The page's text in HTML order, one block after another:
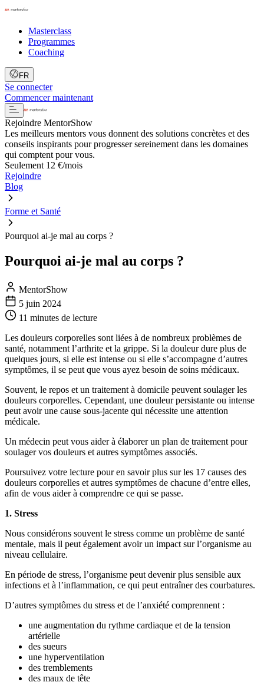
Masterclass
Programmes
Coaching
FR
Se connecter
Commencer maintenant
Rejoindre MentorShow
Les meilleurs mentors vous donnent des solutions concrètes et des
conseils inspirants pour progresser sereinement dans les domaines
qui comptent pour vous.
Seulement 12 €/mois
Rejoindre
Blog
Forme et Santé
Pourquoi ai-je mal au corps ?
Pourquoi ai-je mal au corps ?
MentorShow
5 juin 2024
11 minutes de lecture
Les douleurs corporelles sont liées à de nombreux problèmes de
santé, notamment l’arthrite et la grippe. Si la douleur dure plus de
quelques jours, si elle est intense ou si elle s’accompagne d’autres
symptômes, il se peut que vous ayez besoin de soins médicaux.
Souvent, le repos et un traitement à domicile peuvent soulager les
douleurs corporelles. Cependant, une douleur persistante ou intense
peut avoir une cause sous-jacente qui nécessite une attention
médicale.
Un médecin peut vous aider à élaborer un plan de traitement pour
soulager vos douleurs et autres symptômes associés.
Poursuivez votre lecture pour en savoir plus sur les 17 causes des
douleurs corporelles et autres symptômes de chacune d’entre elles,
afin de vous aider à comprendre ce qui se passe.
1. Stress
Nous considérons souvent le stress comme un problème de santé
mentale, mais il peut également avoir un impact sur l’organisme au
niveau cellulaire.
En période de stress, l’organisme peut devenir plus sensible aux
infections et à l’inflammation, ce qui peut entraîner des courbatures.
D’autres symptômes du stress et de l’anxiété comprennent :
une augmentation du rythme cardiaque et de la tension
artérielle
des sueurs
une hyperventilation
des tremblements
des maux de tête